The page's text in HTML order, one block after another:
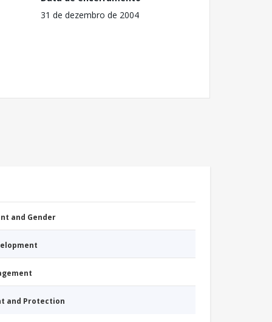
31 de dezembro de 2004
and Gender
and Protection